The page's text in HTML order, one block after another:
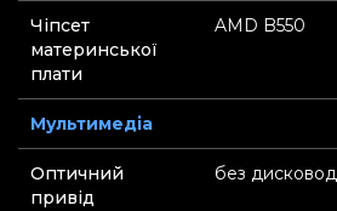
Чіпсет
материнської
плати
AMD B550
Мультимедіа
Оптичний
привід
без